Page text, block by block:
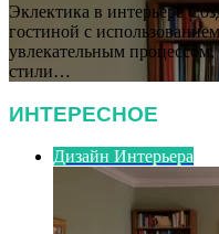
Эклектика в интерьере
гостиной с
увлекательным
стили…
ИНТЕРЕСНОЕ
Дизайн Интерьера